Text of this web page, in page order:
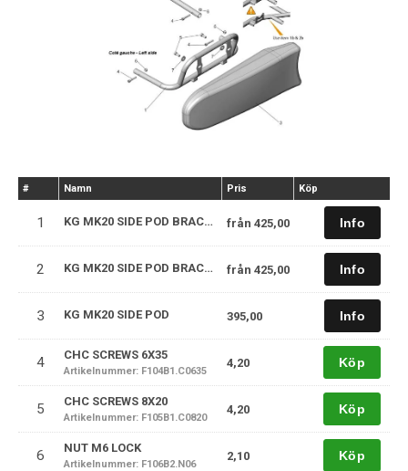
# Namn Pris Köp
1 KG MK20 SIDE POD BRACKET från 425,00
2 KG MK20 SIDE POD BRACKET från 425,00
3 KG MK20 SIDE POD 395,00
4 CHC SCREWS 6X35
Artikelnummer: F104B1.C0635
4,20 Köp
5 CHC SCREWS 8X20
Artikelnummer: F105B1.C0820
4,20 Köp
6 NUT M6 LOCK
Artikelnummer: F106B2.N06
2,10 Köp